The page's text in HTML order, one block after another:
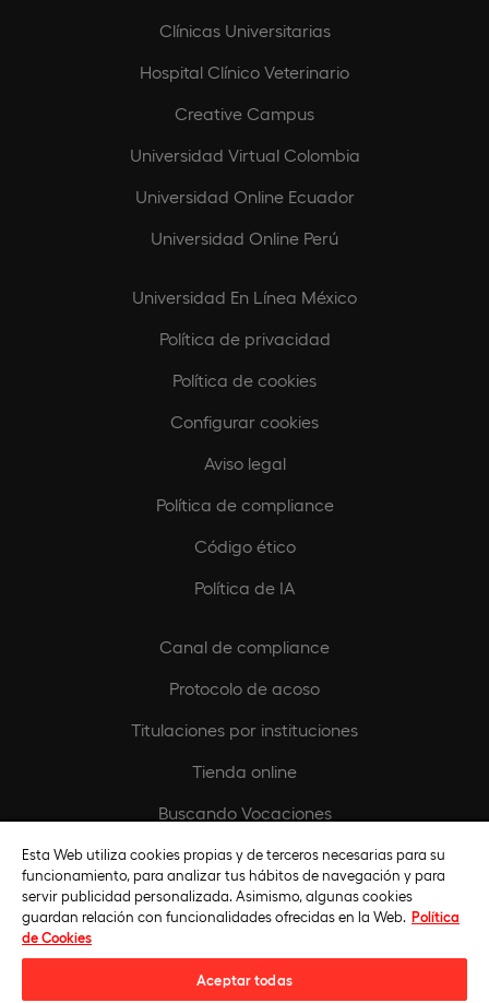
Clínicas Universitarias
Hospital Clínico Veterinario
Creative Campus
Universidad Virtual Colombia
Universidad Online Ecuador
Universidad Online Perú
Universidad En Línea México
Política de privacidad
Política de cookies
Configurar cookies
Aviso legal
Política de compliance
Código ético
Política de IA
Canal de compliance
Protocolo de acoso
Titulaciones por instituciones
Tienda online
Buscando Vocaciones
Europeamedia
Fundación Universidad Europea
Esta Web utiliza cookies propias y de terceros necesarias para su
funcionamiento, para analizar tus hábitos de navegación y para
servir publicidad personalizada. Asimismo, algunas cookies
guardan relación con funcionalidades ofrecidas en la Web. Política
de Cookies
Aceptar todas